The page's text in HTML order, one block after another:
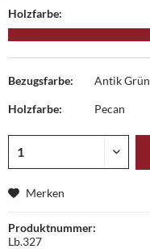
Holzfarbe:
Bezugsfarbe: Antik Grün
Holzfarbe: Pecan
Merken
Produktnummer:
Lb.327